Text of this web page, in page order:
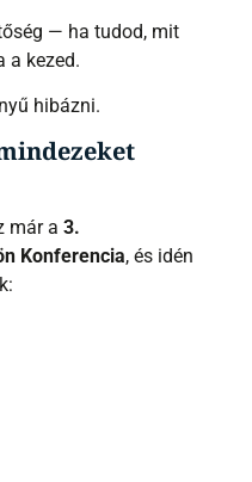
— ha tudod, mit
a kezed.
hibázni.
már a 3.
Konferencia, és idén